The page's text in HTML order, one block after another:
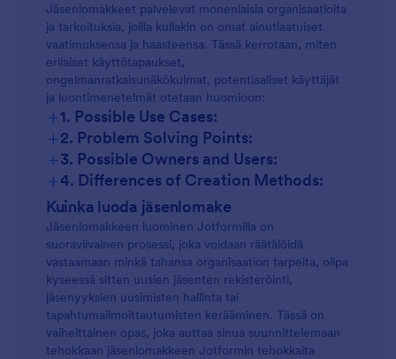
Jäsenlomakkeet palvelevat monenlaisia organisaatioita
ja tarkoituksia, joilla kullakin on omat ainutlaatuiset
vaatimuksensa ja haasteensa. Tässä kerrotaan, miten
erilaiset käyttötapaukset,
ongelmanratkaisunäkökulmat, potentiaaliset käyttäjät
ja luontimenetelmät otetaan huomioon:
+1. Possible Use Cases:
+2. Problem Solving Points:
+3. Possible Owners and Users:
+4. Differences of Creation Methods:
Uuden jäsenen rekisteröinti:
Uusimislomakkeet:
Tapahtumailmoittautumiset:
Kuinka luoda jäsenlomake
Jäsenlomakkeen luominen Jotformilla on
suoraviivainen prosessi, joka voidaan räätälöidä
vastaamaan minkä tahansa organisaation tarpeita, olipa
kyseessä sitten uusien jäsenten rekisteröinti,
jäsenyyksien uusimisten hallinta tai
tapahtumailmoittautumisten kerääminen. Tässä on
vaiheittainen opas, joka auttaa sinua suunnittelemaan
tehokkaan jäsenlomakkeen Jotformin tehokkaita